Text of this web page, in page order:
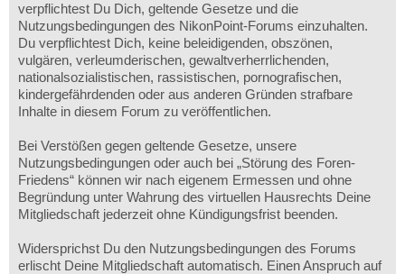
verpflichtest Du Dich, geltende Gesetze und die
Nutzungsbedingungen des NikonPoint-Forums einzuhalten.
Du verpflichtest Dich, keine beleidigenden, obszönen,
vulgären, verleumderischen, gewaltverherrlichenden,
nationalsozialistischen, rassistischen, pornografischen,
kindergefährdenden oder aus anderen Gründen strafbare
Inhalte in diesem Forum zu veröffentlichen.
Bei Verstößen gegen geltende Gesetze, unsere
Nutzungsbedingungen oder auch bei „Störung des Foren-
Friedens“ können wir nach eigenem Ermessen und ohne
Begründung unter Wahrung des virtuellen Hausrechts Deine
Mitgliedschaft jederzeit ohne Kündigungsfrist beenden.
Widersprichst Du den Nutzungsbedingungen des Forums
erlischt Deine Mitgliedschaft automatisch. Einen Anspruch auf